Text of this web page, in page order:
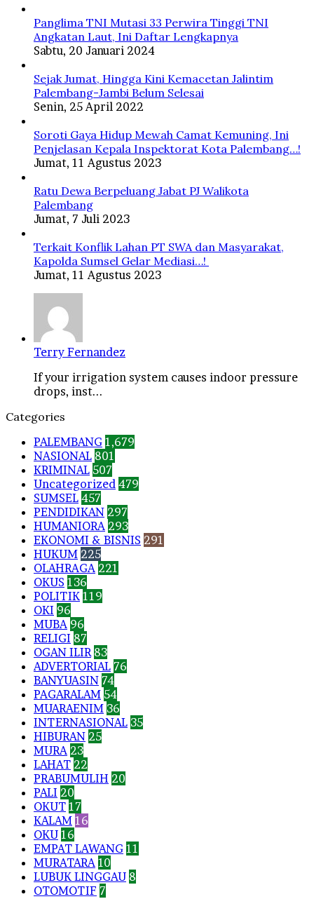
Panglima TNI Mutasi 33 Perwira Tinggi TNI
Angkatan Laut, Ini Daftar Lengkapnya
Sabtu, 20 Januari 2024
Sejak Jumat, Hingga Kini Kemacetan Jalintim
Palembang-Jambi Belum Selesai
Senin, 25 April 2022
Soroti Gaya Hidup Mewah Camat Kemuning, Ini
Penjelasan Kepala Inspektorat Kota Palembang…!
Jumat, 11 Agustus 2023
Ratu Dewa Berpeluang Jabat PJ Walikota
Palembang
Jumat, 7 Juli 2023
Terkait Konflik Lahan PT SWA dan Masyarakat,
Kapolda Sumsel Gelar Mediasi…!
Jumat, 11 Agustus 2023
Terry Fernandez
If your irrigation system causes indoor pressure
drops, inst...
Categories
PALEMBANG 1,679
NASIONAL 801
KRIMINAL 507
Uncategorized 479
SUMSEL 457
PENDIDIKAN 297
HUMANIORA 293
EKONOMI & BISNIS 291
HUKUM 225
OLAHRAGA 221
OKUS 136
POLITIK 119
OKI 96
MUBA 96
RELIGI 87
OGAN ILIR 83
ADVERTORIAL 76
BANYUASIN 74
PAGARALAM 54
MUARAENIM 36
INTERNASIONAL 35
HIBURAN 25
MURA 23
LAHAT 22
PRABUMULIH 20
PALI 20
OKUT 17
KALAM 16
OKU 16
EMPAT LAWANG 11
MURATARA 10
LUBUK LINGGAU 8
OTOMOTIF 7